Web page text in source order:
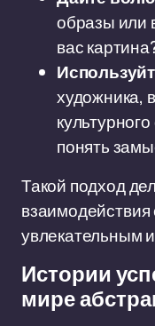
образы или
вас
художника,
понять
Такой подход
взаимодействия
увлекательным
Истории
мире